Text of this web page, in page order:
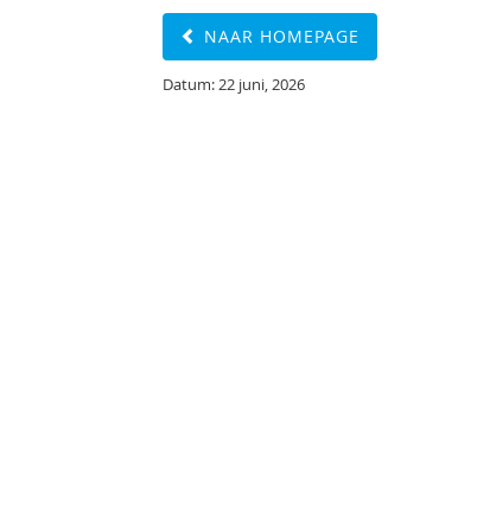
NAAR HOMEPAGE
Datum: 22 juni, 2026